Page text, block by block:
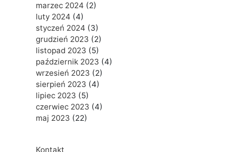
marzec 2024 (2)
luty 2024 (4)
styczeń 2024 (3)
grudzień 2023 (2)
listopad 2023 (5)
październik 2023 (4)
wrzesień 2023 (2)
sierpień 2023 (4)
lipiec 2023 (5)
czerwiec 2023 (4)
maj 2023 (22)
Kontakt